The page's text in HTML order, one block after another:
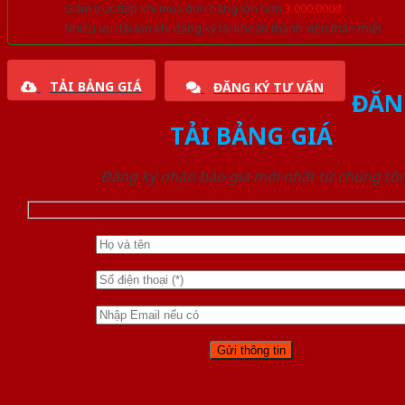
Giảm trực tiếp khi mua đơn hàng lớn hơn 3.000.000đ
Nhiều ưu đãi lớn khi đăng ký tài khoản thành viên thân thiết
TẢI BẢNG GIÁ ĐĂNG KÝ TƯ VẤN
TẢI BẢNG GIÁ
Đăng ký nhận báo giá mới nhất từ chúng tôi